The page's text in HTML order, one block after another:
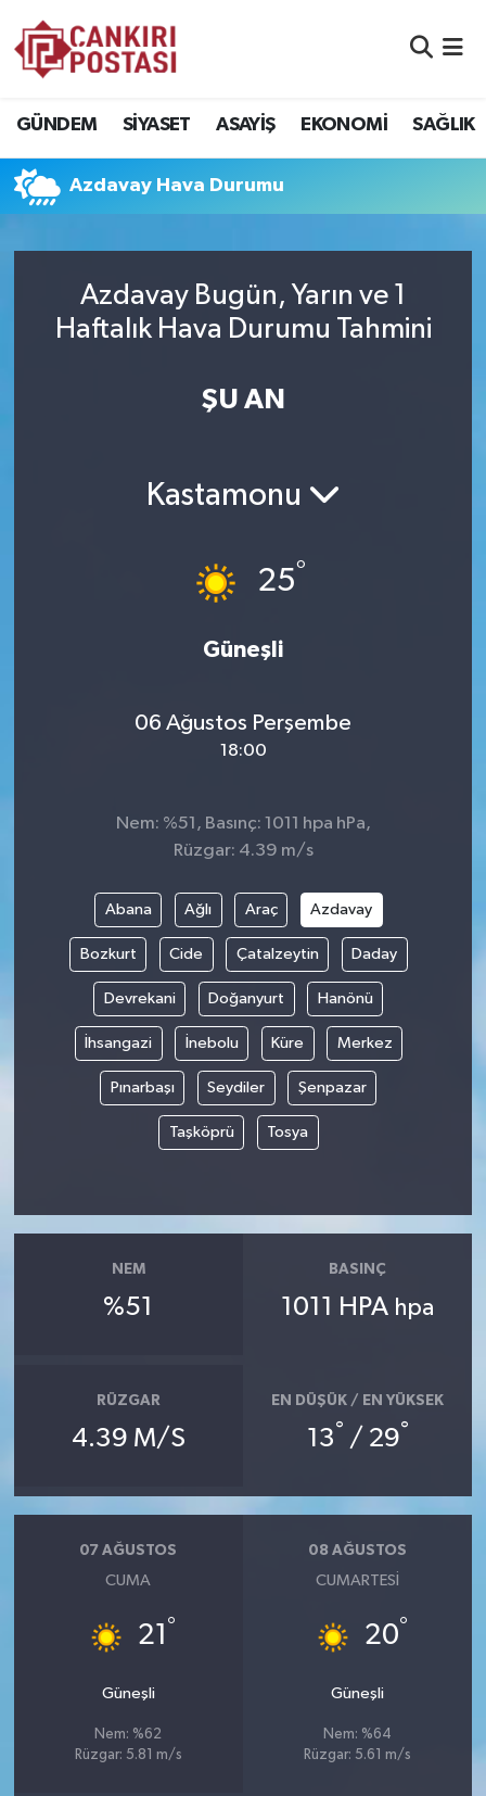
GÜNDEM SİYASET ASAYİŞ EKONOMİ SAĞLIK
Azdavay Hava Durumu
Azdavay Bugün, Yarın ve 1
Haftalık Hava Durumu Tahmini
ŞU AN
Kastamonu
25°
Güneşli
06 Ağustos Perşembe
18:00
Nem: %51, Basınç: 1011 hpa hPa,
Rüzgar: 4.39 m/s
Abana Ağlı Araç Azdavay
Bozkurt Cide Çatalzeytin Daday
Devrekani Doğanyurt Hanönü
İhsangazi İnebolu Küre Merkez
Pınarbaşı Seydiler Şenpazar
Taşköprü Tosya
NEM
%51
BASINÇ
1011 HPA hpa
RÜZGAR
4.39 M/S
EN DÜŞÜK / EN YÜKSEK
13° / 29°
07 AĞUSTOS
CUMA
21 °
Güneşli
Nem: %62
Rüzgar: 5.81 m/s
08 AĞUSTOS
CUMARTESI
20°
Güneşli
Nem: %64
Rüzgar: 5.61 m/s
ASAYİŞ
EKONOMİ
SAĞLIK
BİLİM&TEKNOLOJİ
BÖLGE
TÜRKİYE
DÜNYA
Namaz Vakitleri
Trafik Durumu
Süper Lig Puan Durumu ve Fikstür
Son Dakika Haberleri